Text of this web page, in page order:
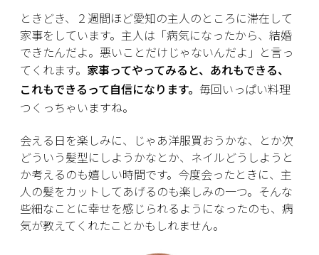
ときどき、２週間ほど愛知の主人のところに滞在して
家事をしています。主人は「病気になったから、結婚
できたんだよ。悪いことだけじゃないんだよ」と言っ
てくれます。 家事ってやってみると、あれもできる、
これもできるって自信になります。 毎回いっぱい料理
つくっちゃいますね。
会える日を楽しみに、じゃあ洋服買おうかな、とか次
どういう髪型にしようかなとか、ネイルどうしようと
か考えるのも嬉しい時間です。今度会ったときに、主
人の髪をカットしてあげるのも楽しみの一つ。そんな
些細なことに幸せを感じられるようになったのも、病
気が教えてくれたことかもしれません。